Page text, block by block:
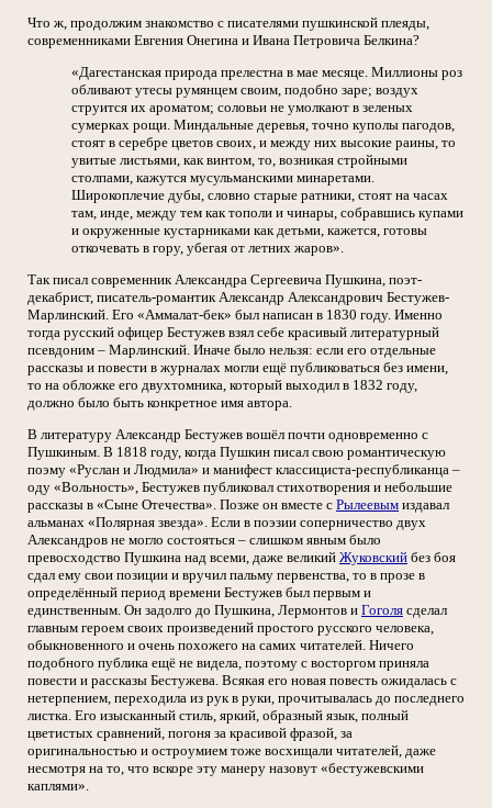
Что ж, продолжим знакомство с писателями пушкинской плеяды,
современниками Евгения Онегина и Ивана Петровича Белкина?
«Дагестанская природа прелестна в мае месяце. Миллионы роз
обливают утесы румянцем своим, подобно заре; воздух
струится их ароматом; соловьи не умолкают в зеленых
сумерках рощи. Миндальные деревья, точно куполы пагодов,
стоят в серебре цветов своих, и между них высокие раины, то
увитые листьями, как винтом, то, возникая стройными
столпами, кажутся мусульманскими минаретами.
Широкоплечие дубы, словно старые ратники, стоят на часах
там, инде, между тем как тополи и чинары, собравшись купами
и окруженные кустарниками как детьми, кажется, готовы
откочевать в гору, убегая от летних жаров».
Так писал современник Александра Сергеевича Пушкина, поэт-
декабрист, писатель-романтик Александр Александрович Бестужев-
Марлинский. Его «Аммалат-бек» был написан в 1830 году. Именно
тогда русский офицер Бестужев взял себе красивый литературный
псевдоним – Марлинский. Иначе было нельзя: если его отдельные
рассказы и повести в журналах могли ещё публиковаться без имени,
то на обложке его двухтомника, который выходил в 1832 году,
должно было быть конкретное имя автора.
В литературу Александр Бестужев вошёл почти одновременно с
Пушкиным. В 1818 году, когда Пушкин писал свою романтическую
поэму «Руслан и Людмила» и манифест классициста-республиканца –
оду «Вольность», Бестужев публиковал стихотворения и небольшие
рассказы в «Сыне Отечества». Позже он вместе с Рылеевым издавал
альманах «Полярная звезда». Если в поэзии соперничество двух
Александров не могло состояться – слишком явным было
превосходство Пушкина над всеми, даже великий Жуковский без боя
сдал ему свои позиции и вручил пальму первенства, то в прозе в
определённый период времени Бестужев был первым и
единственным. Он задолго до Пушкина, Лермонтов и Гоголя сделал
главным героем своих произведений простого русского человека,
обыкновенного и очень похожего на самих читателей. Ничего
подобного публика ещё не видела, поэтому с восторгом приняла
повести и рассказы Бестужева. Всякая его новая повесть ожидалась с
нетерпением, переходила из рук в руки, прочитывалась до последнего
листка. Его изысканный стиль, яркий, образный язык, полный
цветистых сравнений, погоня за красивой фразой, за
оригинальностью и остроумием тоже восхищали читателей, даже
несмотря на то, что вскоре эту манеру назовут «бестужевскими
каплями».